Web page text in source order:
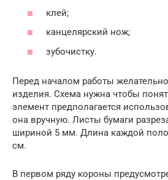
клей;
канцелярский нож;
зубочистку.
Перед началом работы
изделия. Схема нужна чтобы
элемент предполагается
она вручную. Листы бумаги
шириной 5 мм. Длина каждой
см.
В первом ряду короны